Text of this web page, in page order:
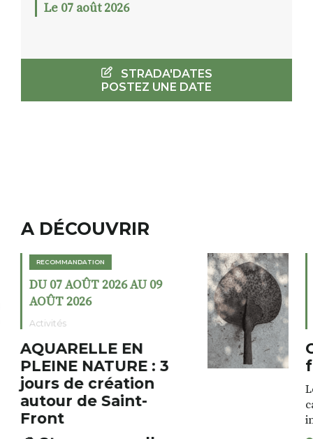
Le 07 août 2026
STRADA'DATES
POSTEZ UNE DATE
A DÉCOUVRIR
DU 02 AOÛT 2026 AU 23
Cochon charbon au
fumoir
Le Fumoir est une sorte de
cabinet de curiosités. Son
s’amuse à donner à voir des